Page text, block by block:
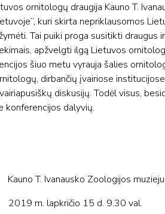
ornitologų draugija Kauno T.
kuri skirta nepriklausomos
Tai puiki proga susitikti draugus
apžvelgti ilgą Lietuvos
šiuo metu vyrauja šalies
dirbančių įvairiose
diskusijų. Todėl visus,
konferencijos dalyvių.
T. Ivanausko Zoologijos
m. lapkričio 15 d. 9.30 val.